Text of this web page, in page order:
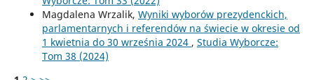
Magdalena Wrzalik, Wyniki wyborów prezydenckich,
parlamentarnych i referendów na świecie w okresie od
1 kwietnia do 30 września 2024 , Studia Wyborcze:
Tom 38 (2024)